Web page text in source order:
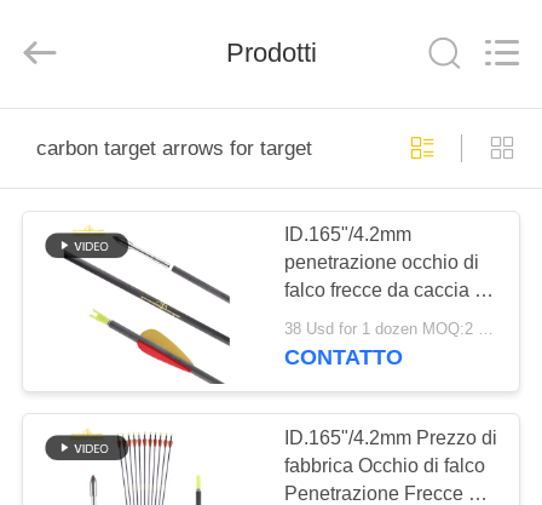
PRODOTTI
CIRCA
GIRO
DELLA
FABBRICA
Arrows.
Prodotti
carbon target arrows for target
ID.165"/4.2mm
penetrazione occhio di
falco frecce da caccia al
carbonio / frecce in fibra
di carbonio resistenza
38 Usd for 1 dozen MOQ:2 dozzine
CONTATTO
ID.165"/4.2mm Prezzo di
fabbrica Occhio di falco
Penetrazione Frecce da